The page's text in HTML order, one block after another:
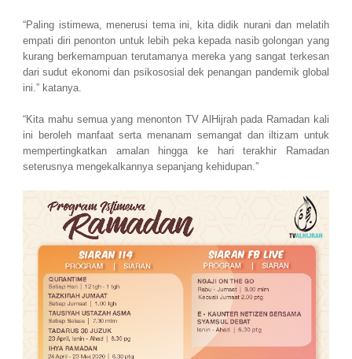
“Paling istimewa, menerusi tema ini, kita didik nurani dan melatih
empati diri penonton untuk lebih peka kepada nasib golongan yang
kurang berkemampuan terutamanya mereka yang sangat terkesan
dari sudut ekonomi dan psikososial dek penangan pandemik global
ini.” katanya.
“Kita mahu semua yang menonton TV AlHijrah pada Ramadan kali
ini beroleh manfaat serta menanam semangat dan iltizam untuk
mempertingkatkan amalan hingga ke hari terakhir Ramadan
seterusnya mengekalkannya sepanjang kehidupan.”